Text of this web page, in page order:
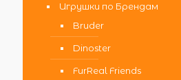
Игрушки по Брендам
Bruder
Dinoster
FurReal Friends